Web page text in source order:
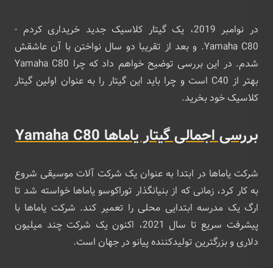
در نوامبر 2019، یک گیتار کلاسیک جدید خریداری کردم -
Yamaha C80. و بعد از تقریبا دو سال نواختن با آن عاشقش
شدم. در این بررسی توضیح خواهم داد که چرا Yamaha C80
بهتر از C40 است و چرا باید این گیتار را به عنوان اولین گیتار
کلاسیک خود بخرید.
بررسی اجمالی گیتار یاماها Yamaha C80
شرکت یاماها در ابتدا به عنوان یک شرکت آلات موسیقی شروع
به کار کرد، زمانی که از بنیانگذار توراکوسو یاماها خواسته شد تا
ارگ یک مدرسه ابتدایی محلی را تعمیر کند. شرکت یاماها با
پیشرفت سریع تا سال 2021، اکنون یک شرکت چند میلیون
دلاری و بزرگترین تولیدکننده پیانو در جهان است.